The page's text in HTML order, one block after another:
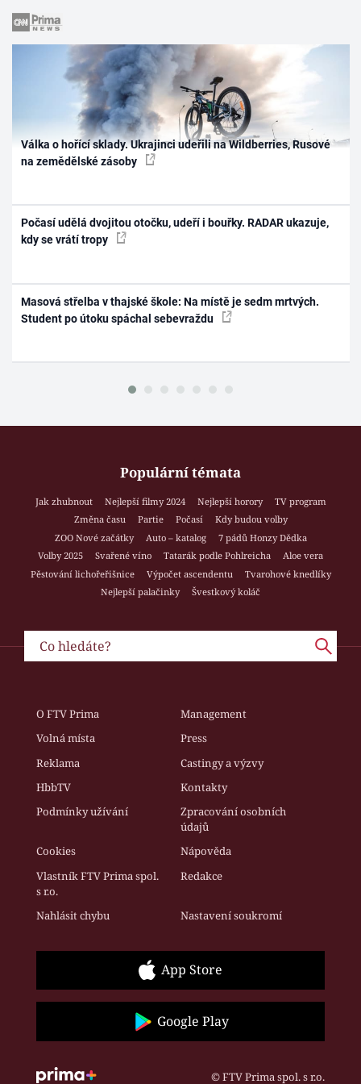
Válka o hořící sklady. Ukrajinci udeřili na Wildberries, Rusové
na zemědělské zásoby
Počasí udělá dvojitou otočku, udeří i bouřky. RADAR ukazuje,
kdy se vrátí tropy
Masová střelba v thajské škole: Na místě je sedm mrtvých.
Student po útoku spáchal sebevraždu
Populární témata
Jak zhubnout Nejlepší filmy 2024 Nejlepší horory
TV program
Změna času
Partie Počasí
Kdy budou volby
ZOO Nové začátky
Auto – katalog
7 pádů Honzy Dědka
Volby 2025
Svařené víno Tatarák podle Pohlreicha
Aloe vera
Pěstování lichořeřišnice
Výpočet ascendentu
Tvarohové knedlíky
Nejlepší palačinky
Švestkový koláč
O FTV Prima
Management
Volná místa
Press
Reklama
Castingy a výzvy
HbbTV
Kontakty
Podmínky užívání
Zpracování osobních
údajů
Cookies
Nápověda
Vlastník FTV Prima spol.
s r.o.
Redakce
Nahlásit chybu Nastavení soukromí
App Store
Google Play
© FTV Prima spol. s r.o.